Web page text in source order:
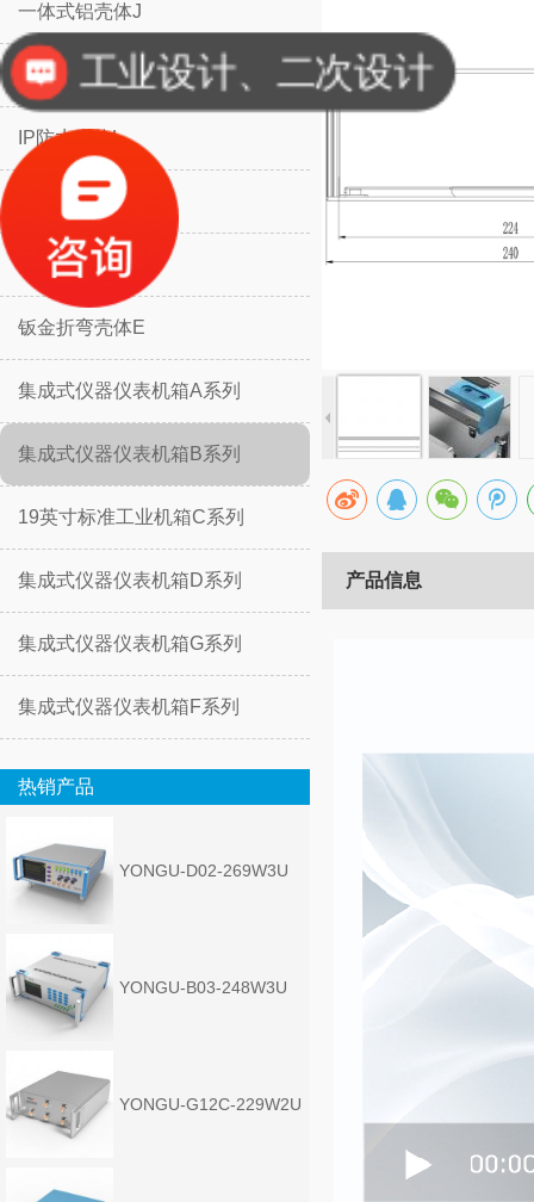
一体式铝壳体J
分体式铝壳体H
IP防水壳体L
IP防水壳体M
挡板防护壳体K
钣金折弯壳体E
集成式仪器仪表机箱A系列
集成式仪器仪表机箱B系列
19英寸标准工业机箱C系列
集成式仪器仪表机箱D系列
集成式仪器仪表机箱G系列
集成式仪器仪表机箱F系列
热销产品
YONGU-D02-269W3U
YONGU-B03-248W3U
YONGU-G12C-229W2U
产品信息
工业设计、二次设计